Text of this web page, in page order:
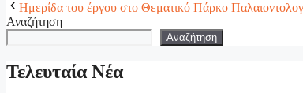
Ημερίδα του έργου στο Θεματικό Πάρκο
Αναζήτηση
Αναζήτηση
Τελευταία Νέα